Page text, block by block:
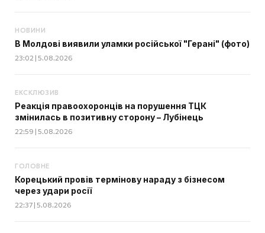
НОВИНИ
В Молдові виявили уламки російської "Герані" (фото)
23:02 | 5.08.2026
ЕКСКЛЮЗИВ
Реакція правоохоронців на порушення ТЦК
змінилась в позитивну сторону – Лубінець
22:59 | 5.08.2026
ГОЛОВНЕ
Корецький провів термінову нараду з бізнесом
через удари росії
22:37 | 5.08.2026